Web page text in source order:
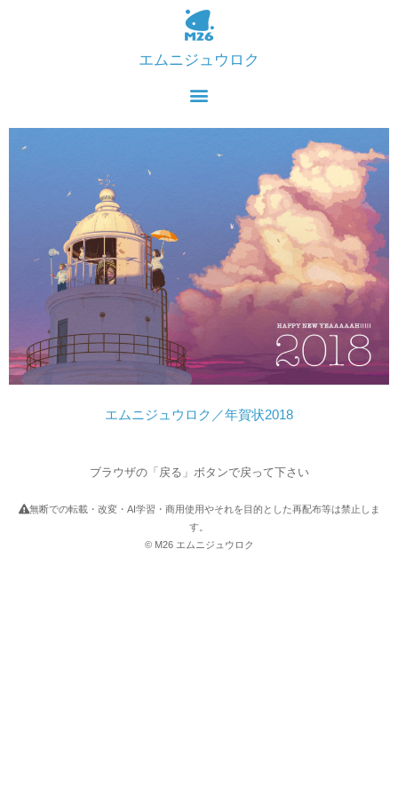
エムニジュウロク
エムニジュウロク／年賀状2018
ブラウザの「戻る」ボタンで戻って下さい
無断での転載・改変・AI学習・商用使用やそれを目的とした再配布等は禁止しま
す。
© M26 エムニジュウロク